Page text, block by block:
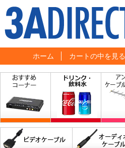
ホーム カートの中を見る